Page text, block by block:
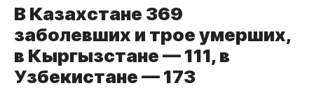
В Казахстане 369
заболевших и трое умерших,
в Кыргызстане — 111, в
Узбекистане — 173